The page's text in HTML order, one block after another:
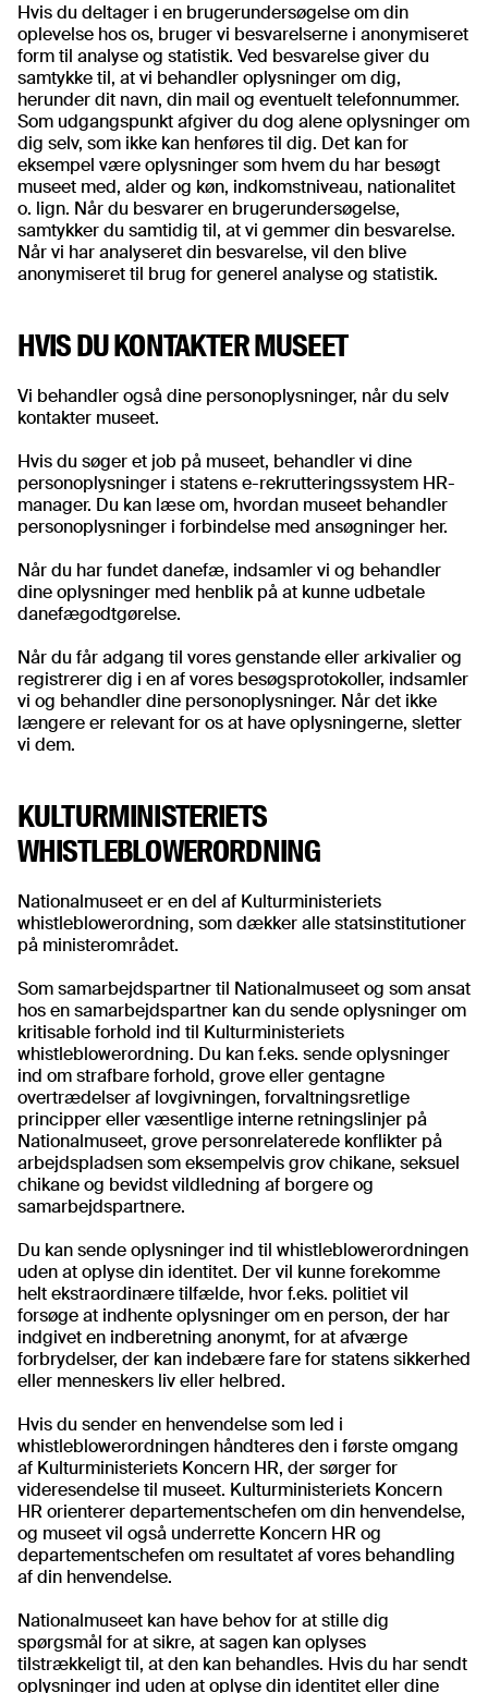
Hvis du deltager i en brugerundersøgelse om din
oplevelse hos os, bruger vi besvarelserne i anonymiseret
form til analyse og statistik. Ved besvarelse giver du
samtykke til, at vi behandler oplysninger om dig,
herunder dit navn, din mail og eventuelt telefonnummer.
Som udgangspunkt afgiver du dog alene oplysninger om
dig selv, som ikke kan henføres til dig. Det kan for
eksempel være oplysninger som hvem du har besøgt
museet med, alder og køn, indkomstniveau, nationalitet
o. lign. Når du besvarer en brugerundersøgelse,
samtykker du samtidig til, at vi gemmer din besvarelse.
Når vi har analyseret din besvarelse, vil den blive
anonymiseret til brug for generel analyse og statistik.
HVIS DU KONTAKTER MUSEET
Vi behandler også dine personoplysninger, når du selv
kontakter museet.
Hvis du søger et job på museet, behandler vi dine
personoplysninger i statens e-rekrutteringssystem HR-
manager. Du kan læse om, hvordan museet behandler
personoplysninger i forbindelse med ansøgninger her.
Når du har fundet danefæ, indsamler vi og behandler
dine oplysninger med henblik på at kunne udbetale
danefægodtgørelse.
Når du får adgang til vores genstande eller arkivalier og
registrerer dig i en af vores besøgsprotokoller, indsamler
vi og behandler dine personoplysninger. Når det ikke
længere er relevant for os at have oplysningerne, sletter
vi dem.
KULTURMINISTERIETS
WHISTLEBLOWERORDNING
Nationalmuseet er en del af Kulturministeriets
whistleblowerordning, som dækker alle statsinstitutioner
på ministerområdet.
Som samarbejdspartner til Nationalmuseet og som ansat
hos en samarbejdspartner kan du sende oplysninger om
kritisable forhold ind til Kulturministeriets
whistleblowerordning. Du kan f.eks. sende oplysninger
ind om strafbare forhold, grove eller gentagne
overtrædelser af lovgivningen, forvaltningsretlige
principper eller væsentlige interne retningslinjer på
Nationalmuseet, grove personrelaterede konflikter på
arbejdspladsen som eksempelvis grov chikane, seksuel
chikane og bevidst vildledning af borgere og
samarbejdspartnere.
Du kan sende oplysninger ind til whistleblowerordningen
uden at oplyse din identitet. Der vil kunne forekomme
helt ekstraordinære tilfælde, hvor f.eks. politiet vil
forsøge at indhente oplysninger om en person, der har
indgivet en indberetning anonymt, for at afværge
forbrydelser, der kan indebære fare for statens sikkerhed
eller menneskers liv eller helbred.
Hvis du sender en henvendelse som led i
whistleblowerordningen håndteres den i første omgang
af Kulturministeriets Koncern HR, der sørger for
videresendelse til museet. Kulturministeriets Koncern
HR orienterer departementschefen om din henvendelse,
og museet vil også underrette Koncern HR og
departementschefen om resultatet af vores behandling
af din henvendelse.
Nationalmuseet kan have behov for at stille dig
spørgsmål for at sikre, at sagen kan oplyses
tilstrækkeligt til, at den kan behandles. Hvis du har sendt
oplysninger ind uden at oplyse din identitet eller dine